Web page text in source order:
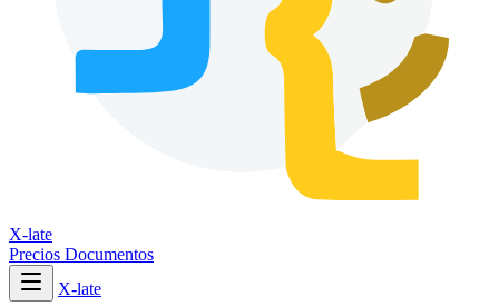
X-late
Precios Documentos
X-late